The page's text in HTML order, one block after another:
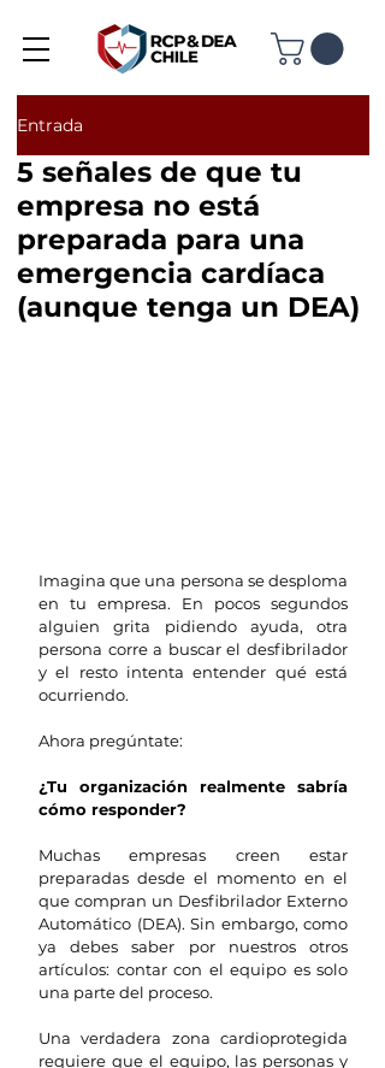
Entrada
5 señales de que tu
empresa no está
preparada para una
emergencia cardíaca
(aunque tenga un DEA)
Imagina que una persona se desploma
en tu empresa. En pocos segundos
alguien grita pidiendo ayuda, otra
persona corre a buscar el desfibrilador
y el resto intenta entender qué está
ocurriendo.
Ahora pregúntate:
¿Tu organización realmente sabría
cómo responder?
Muchas empresas creen estar
preparadas desde el momento en el
que compran un Desfibrilador Externo
Automático (DEA). Sin embargo, como
ya debes saber por nuestros otros
artículos: contar con el equipo es solo
una parte del proceso.
Una verdadera zona cardioprotegida
requiere que el equipo, las personas y